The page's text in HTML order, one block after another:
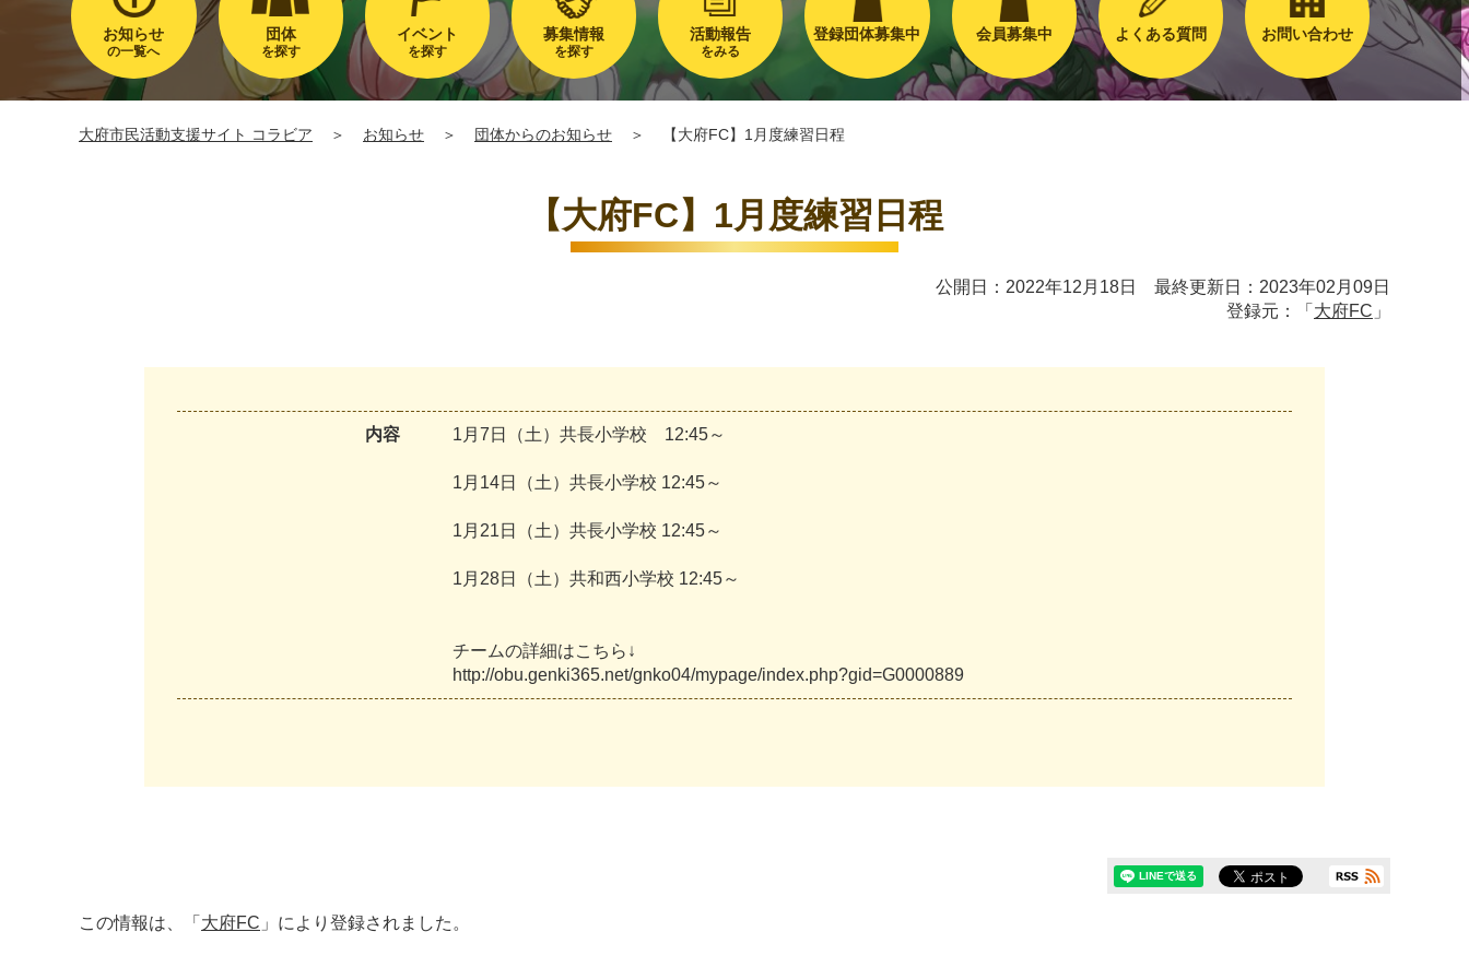
お知らせ
の一覧へ
団体
を探す
イベント
を探す
募集情報
を探す
活動報告
をみる
登録団体募集中 会員募集中 よくある質問 お問い合わせ
大府市民活動支援サイト コラビア ＞ お知らせ ＞ 団体からのお知らせ ＞ 【大府FC】1月度練習日程
【大府FC】1月度練習日程
公開日：2022年12月18日 最終更新日：2023年02月09日
登録元：「 大府FC 」
内容 1月 7 日 （土） 共長小学校 12:45～
1月 14日 （土） 共長小学校 12:45～
1月 21日 （土） 共長小学校 12:45～
1月 28日 （土） 共和西小学校 12:45～
チームの詳細はこ ち ら ↓
http://obu.genki365.net/gnko04/mypage/index.php?gid=G0000889
この情報は、「 大府FC 」により登録されました。